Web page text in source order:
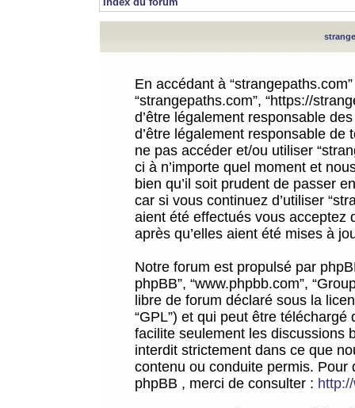
En accédant à
“strangepaths.com”, “https://
d’être légalement responsable
d’être légalement responsable
ne pas accéder et/ou utiliser
ci à n’importe quel moment et
bien qu’il soit prudent de passer
car si vous continuez d’utiliser
aient été effectués vous acceptez
après qu’elles aient été mises à
Notre forum est propulsé par
phpBB”, “www.phpbb.com”,
libre de forum déclaré sous la
“GPL”) et qui peut être téléchargé
facilite seulement les discussions
interdit strictement dans ce que
contenu ou conduite permis.
phpBB , merci de consulter :